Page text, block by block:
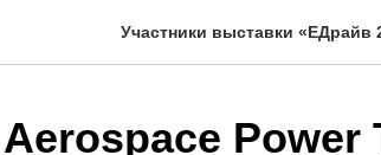
Участники выставки «ЕДрайв
Power